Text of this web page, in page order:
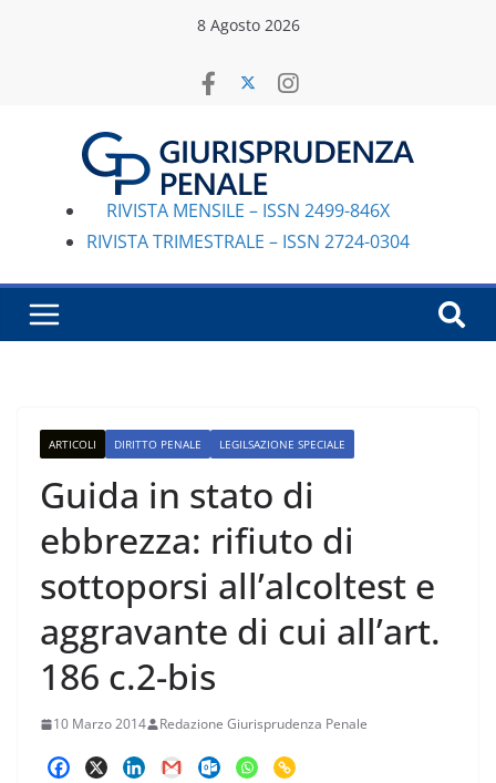
8 Agosto 2026
RIVISTA MENSILE – ISSN 2499-846X
RIVISTA TRIMESTRALE – ISSN 2724-0304
ARTICOLI DIRITTO PENALE LEGILSAZIONE SPECIALE
Guida in stato di
ebbrezza: rifiuto di
sottoporsi all’alcoltest e
aggravante di cui all’art.
186 c.2-bis
10 Marzo 2014 Redazione Giurisprudenza Penale